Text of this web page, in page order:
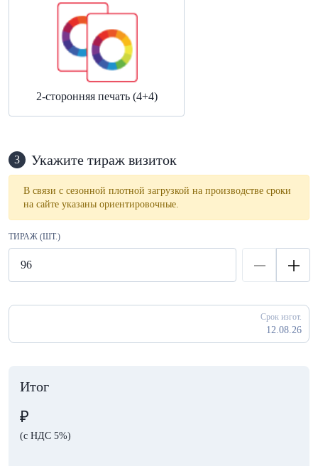
2-сторонняя печать (4+4)
3 Укажите тираж визиток
В связи с сезонной плотной загрузкой на производстве сроки
на сайте указаны ориентировочные.
ТИРАЖ (ШТ.)
Срок изгот.
12.08.26
Итог
₽
(с НДС 5%)